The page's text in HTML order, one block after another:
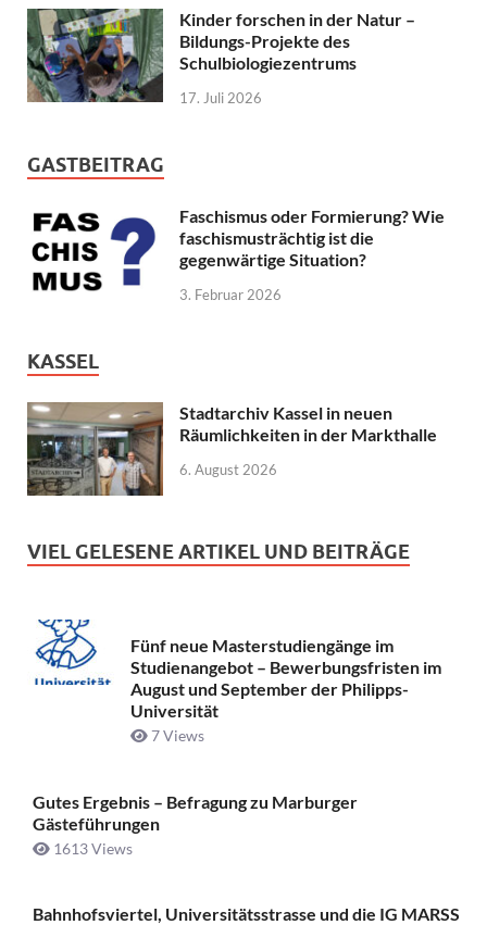
Kinder forschen in der Natur –
Bildungs-Projekte des
Schulbiologiezentrums
17. Juli 2026
GASTBEITRAG
Faschismus oder Formierung? Wie
faschismusträchtig ist die
gegenwärtige Situation?
3. Februar 2026
KASSEL
Stadtarchiv Kassel in neuen
Räumlichkeiten in der Markthalle
6. August 2026
VIEL GELESENE ARTIKEL UND BEITRÄGE
Fünf neue Masterstudiengänge im
Studienangebot – Bewerbungsfristen im
August und September der Philipps-
Universität
7 Views
Gutes Ergebnis – Befragung zu Marburger
Gästeführungen
1613 Views
Bahnhofsviertel, Universitätsstrasse und die IG MARSS